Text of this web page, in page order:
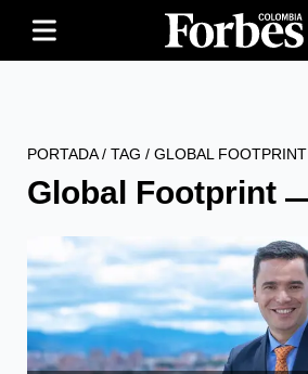
PORTADA/ TAG / GLOBAL FOOTPRINT
Global Footprint